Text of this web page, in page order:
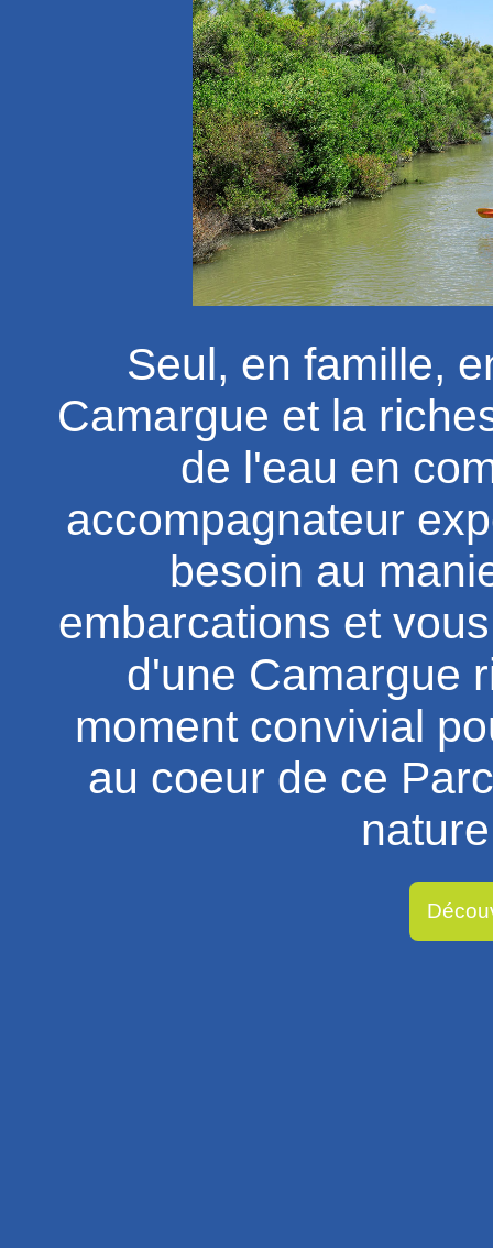
Seul, en famille,
Camargue et la
de l'eau en
accompagnateur
besoin au
embarcations et
d'une Camargue
moment convivial
au coeur de ce